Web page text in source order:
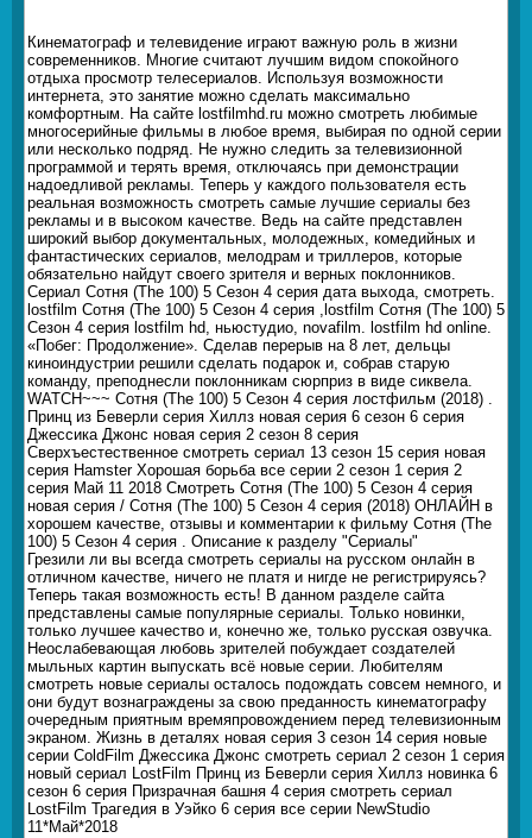
Кинематограф и телевидение играют важную роль в жизни
современников. Многие считают лучшим видом спокойного
отдыха просмотр телесериалов. Используя возможности
интернета, это занятие можно сделать максимально
комфортным. На сайте lostfilmhd.ru можно смотреть любимые
многосерийные фильмы в любое время, выбирая по одной серии
или несколько подряд. Не нужно следить за телевизионной
программой и терять время, отключаясь при демонстрации
надоедливой рекламы. Теперь у каждого пользователя есть
реальная возможность смотреть самые лучшие сериалы без
рекламы и в высоком качестве. Ведь на сайте представлен
широкий выбор документальных, молодежных, комедийных и
фантастических сериалов, мелодрам и триллеров, которые
обязательно найдут своего зрителя и верных поклонников.
Сериал Сотня (The 100) 5 Сезон 4 серия дата выхода, смотреть.
lostfilm Сотня (The 100) 5 Сезон 4 серия ,lostfilm Сотня (The 100) 5
Сезон 4 серия lostfilm hd, ньюстудио, novafilm. lostfilm hd online.
«Побег: Продолжение». Сделав перерыв на 8 лет, дельцы
киноиндустрии решили сделать подарок и, собрав старую
команду, преподнесли поклонникам сюрприз в виде сиквела.
WATCH~~~ Сотня (The 100) 5 Сезон 4 серия лостфильм (2018) .
Принц из Беверли серия Хиллз новая серия 6 сезон 6 серия
Джессика Джонс новая серия 2 сезон 8 серия
Сверхъестественное смотреть сериал 13 сезон 15 серия новая
серия Hamster Хорошая борьба все серии 2 сезон 1 серия 2
серия Май 11 2018 Смотреть Сотня (The 100) 5 Сезон 4 серия
новая серия / Сотня (The 100) 5 Сезон 4 серия (2018) ОНЛАЙН в
хорошем качестве, отзывы и комментарии к фильму Сотня (The
100) 5 Сезон 4 серия . Описание к разделу "Сериалы"
Грезили ли вы всегда смотреть сериалы на русском онлайн в
отличном качестве, ничего не платя и нигде не регистрируясь?
Теперь такая возможность есть! В данном разделе сайта
представлены самые популярные сериалы. Только новинки,
только лучшее качество и, конечно же, только русская озвучка.
Неослабевающая любовь зрителей побуждает создателей
мыльных картин выпускать всё новые серии. Любителям
смотреть новые сериалы осталось подождать совсем немного, и
они будут вознаграждены за свою преданность кинематографу
очередным приятным времяпровождением перед телевизионным
экраном. Жизнь в деталях новая серия 3 сезон 14 серия новые
серии ColdFilm Джессика Джонс смотреть сериал 2 сезон 1 серия
новый сериал LostFilm Принц из Беверли серия Хиллз новинка 6
сезон 6 серия Призрачная башня 4 серия смотреть сериал
LostFilm Трагедия в Уэйко 6 серия все серии NewStudio
11*Май*2018